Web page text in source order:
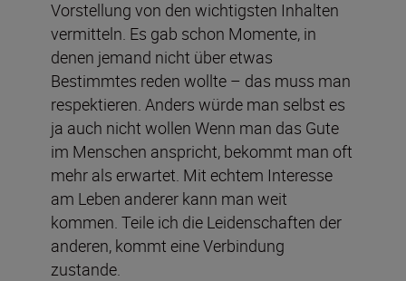
Vorstellung von den wichtigsten Inhalten
vermitteln. Es gab schon Momente, in
denen jemand nicht über etwas
Bestimmtes reden wollte – das muss man
respektieren. Anders würde man selbst es
ja auch nicht wollen Wenn man das Gute
im Menschen anspricht, bekommt man oft
mehr als erwartet. Mit echtem Interesse
am Leben anderer kann man weit
kommen. Teile ich die Leidenschaften der
anderen, kommt eine Verbindung
zustande.